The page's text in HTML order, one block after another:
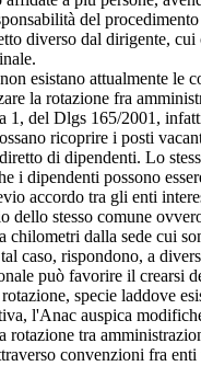
del procedimento
diverso dal dirigente,
esistano attualmente le
la rotazione fra
1, del Dlgs 165/2001,
ricoprire i posti
di dipendenti. Lo
i dipendenti possono
accordo tra gli enti
dello stesso comune
chilometri dalla sede cui
caso, rispondono, a
può favorire il crearsi
specie laddove
l'Anac auspica
rotazione tra
convenzioni fra